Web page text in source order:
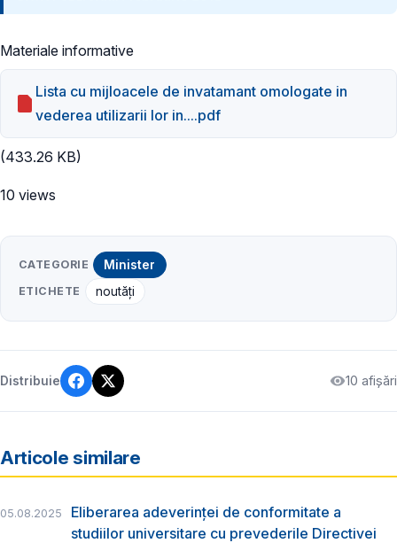
Materiale informative
Lista cu mijloacele de invatamant omologate in
vederea utilizarii lor in....pdf
(433.26 KB)
10 views
CATEGORIE Minister
ETICHETE noutăți
Distribuie 10 afișări
Articole similare
05.08.2025
Eliberarea adeverinţei de conformitate a
studiilor universitare cu prevederile Directivei